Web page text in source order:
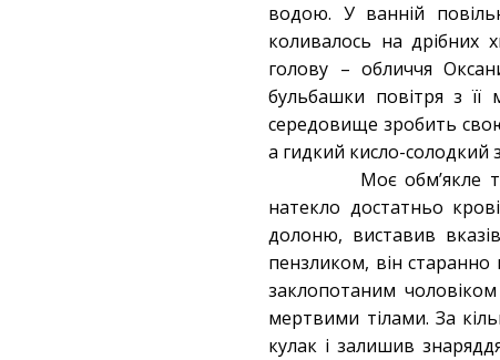
водою. У ванній
коливалось на дрібних
голову – обличчя
бульбашки повітря з
середовище зробить
а гидкий кисло-солодкий
Моє обм’якле
натекло достатньо
долоню, виставив
пензликом, він
заклопотаним
мертвими тілами. За
кулак і залишив